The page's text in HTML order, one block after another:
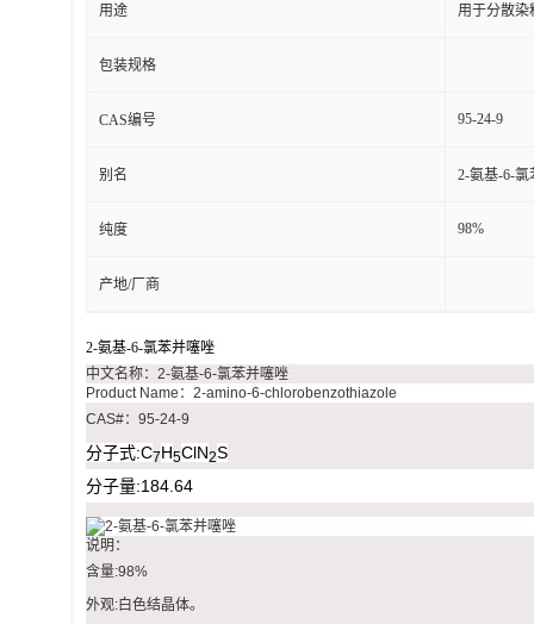
用途 用于分散染
包装规格
CAS编号 95-24-9
别名 2-氨基-6-氯
纯度 98%
产地/厂商
2-氨基-6-氯苯并噻唑
中文名称：2-氨基-6-氯苯并噻唑
Product Name：2-amino-6-chlorobenzothiazole
CAS#：95-24-9
分子式:C7H5ClN2S
分子量:184.64
说明：
含量:98%
外观:白色结晶体。